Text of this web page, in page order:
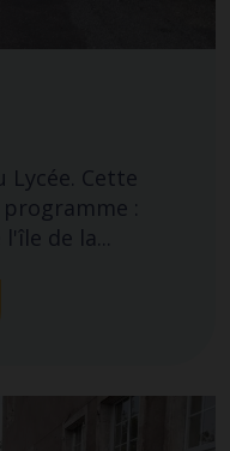
Lycée. Cette
:
de la...